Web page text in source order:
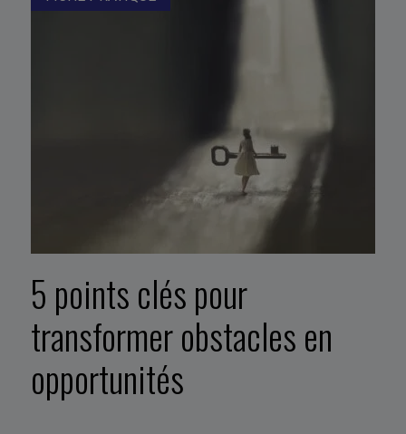
5 points clés pour
transformer obstacles en
opportunités